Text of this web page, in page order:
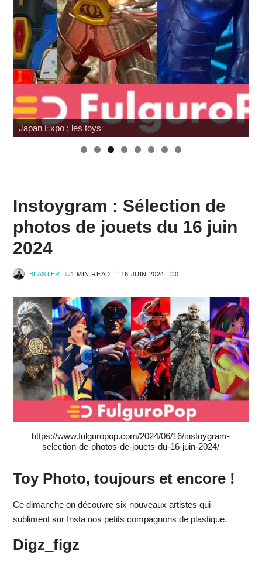
Japan Expo : les toys
Instoygram : Sélection de
photos de jouets du 16 juin
2024
BLASTER 1 MIN READ 16 JUIN 2024 0
https://www.fulguropop.com/2024/06/16/instoygram-
selection-de-photos-de-jouets-du-16-juin-2024/
Toy Photo, toujours et encore !
Ce dimanche on découvre six nouveaux artistes qui
subliment sur Insta nos petits compagnons de plastique.
Digz_figz